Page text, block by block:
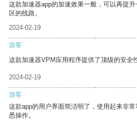
这款加速器app的加速效果一般，可以再提
区的线路。
2024-02-19
游客
这款加速器VPM应用程序提供了顶级的安全
2024-02-19
游客
这款app的用户界面简洁明了，使用起来非
悉操作。